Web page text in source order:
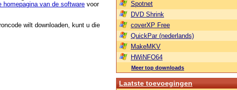
homepagina van de software voor
wilt downloaden, kunt u die
Spotnet
DVD Shrink
coverXP Free
QuickPar (nederlands)
MakeMKV
HWiNFO64
Meer top downloads
Laatste toevoegingen